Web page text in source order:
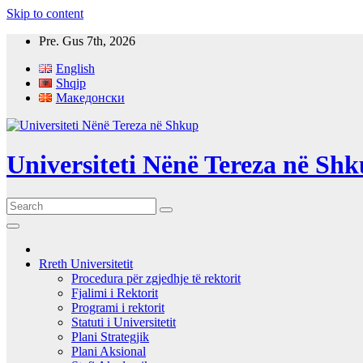
Skip to content
Pre. Gus 7th, 2026
English
Shqip
Македонски
Universiteti Nënë Tereza në
Rreth Universitetit
Procedura për zgjedhje të rektorit
Fjalimi i Rektorit
Programi i rektorit
Statuti i Universitetit
Plani Strategjik
Plani Aksional